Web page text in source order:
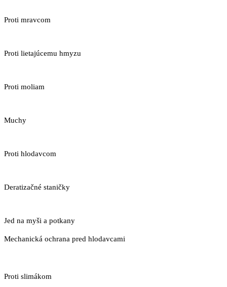
Proti mravcom
Proti lietajúcemu hmyzu
Proti moliam
Muchy
Proti hlodavcom
Deratizačné staničky
Jed na myši a potkany
Mechanická ochrana pred hlodavcami
Proti slimákom